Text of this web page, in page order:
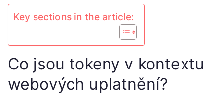
Key sections in the article:
Co jsou tokeny v kontextu
webových uplatnění?